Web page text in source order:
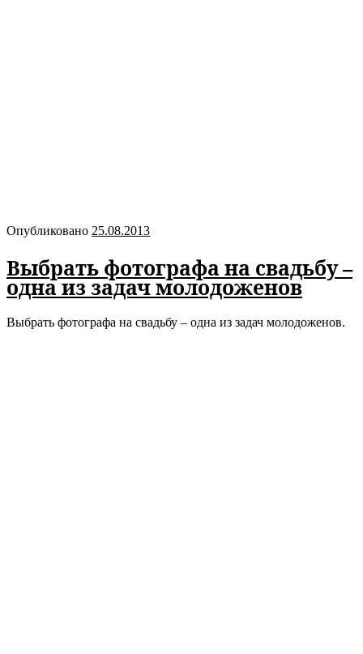
Опубликовано 25.08.2013
Выбрать фотографа на свадьбу –
одна из задач молодоженов
Выбрать фотографа на свадьбу – одна из задач молодоженов.